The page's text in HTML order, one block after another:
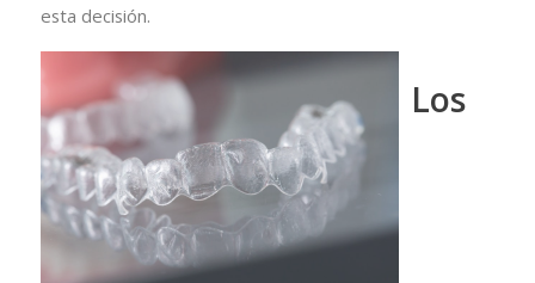
esta decisión.
Los